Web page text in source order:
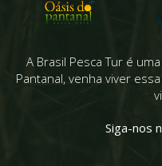
A Brasil Pesca Tur é
Pantanal, venha viver
Siga-nos